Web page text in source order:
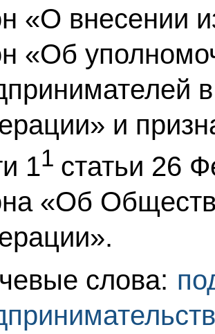
«О внесении
«Об
и
11 статьи 26
«Об
слова: